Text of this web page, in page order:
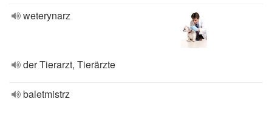
weterynarz
der Tierarzt, Tierärzte
baletmistrz